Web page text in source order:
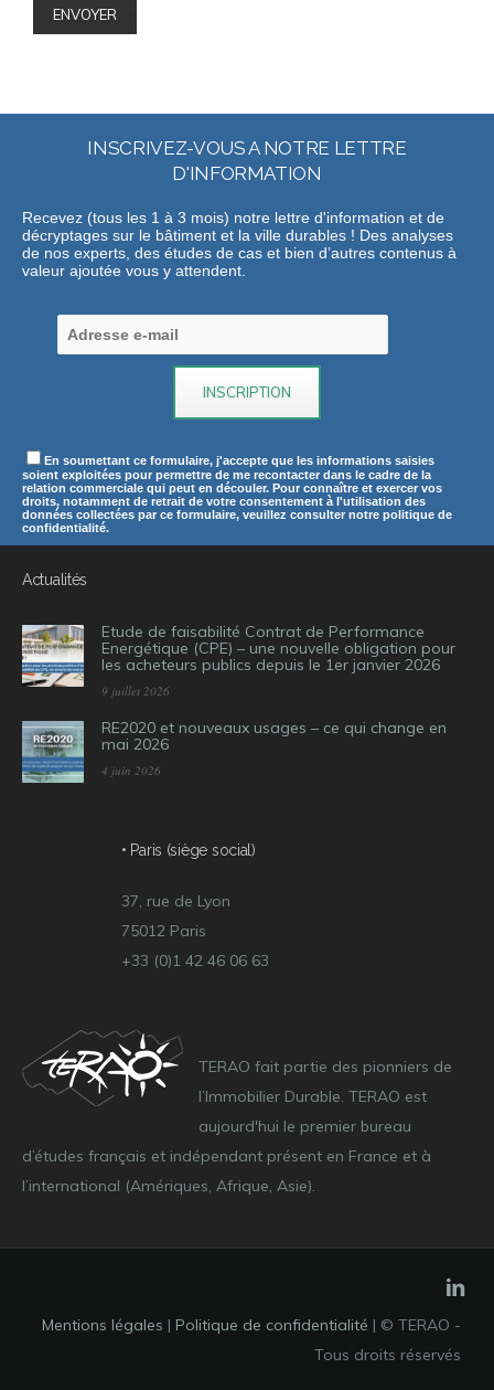
INSCRIVEZ-VOUS A NOTRE LETTRE
D'INFORMATION
Recevez (tous les 1 à 3 mois) notre lettre d'information et de
décryptages sur le bâtiment et la ville durables ! Des analyses
de nos experts, des études de cas et bien d’autres contenus à
valeur ajoutée vous y attendent.
En soumettant ce formulaire, j'accepte que les informations saisies
soient exploitées pour permettre de me recontacter dans le cadre de la
relation commerciale qui peut en découler. Pour connaître et exercer vos
droits, notamment de retrait de votre consentement à l'utilisation des
données collectées par ce formulaire, veuillez consulter notre politique de
confidentialité.
Actualités
Etude de faisabilité Contrat de Performance
Energétique (CPE) – une nouvelle obligation pour
les acheteurs publics depuis le 1er janvier 2026
9 juillet 2026
RE2020 et nouveaux usages – ce qui change en
mai 2026
4 juin 2026
• Paris (siège social)
37, rue de Lyon
75012 Paris
+33 (0)1 42 46 06 63
TERAO fait partie des pionniers de
l’Immobilier Durable. TERAO est
aujourd'hui le premier bureau
d’études français et indépendant présent en France et à
l’international (Amériques, Afrique, Asie).
Mentions légales | Politique de confidentialité | © TERAO -
Tous droits réservés